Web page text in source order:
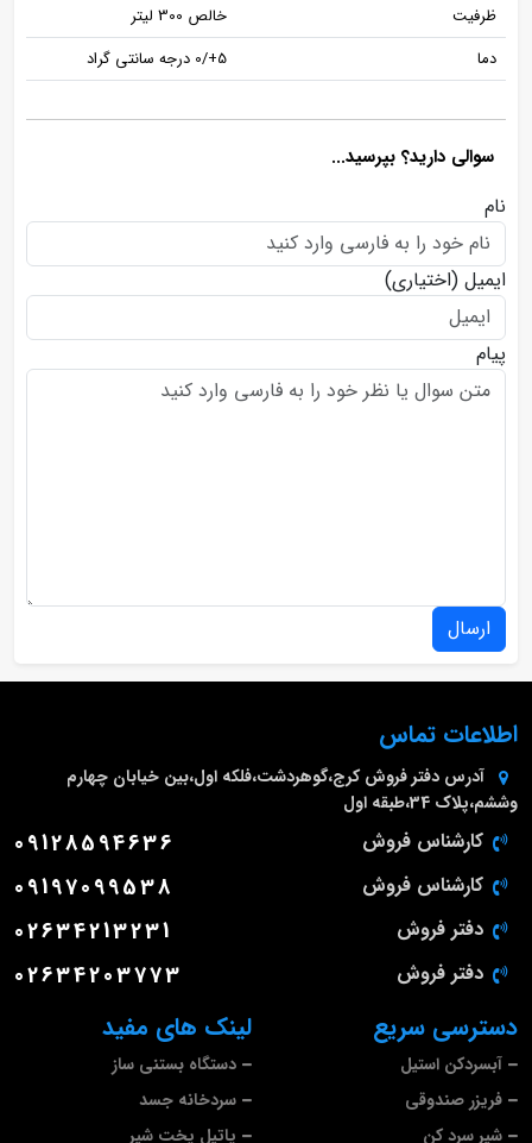
ظرفیت
خالص 300 لیتر
دما
5+/0 درجه سانتی گراد
سوالی دارید؟ بپرسید...
نام
ایمیل (اختیاری)
پیام
ارسال
لینک های مفید
دستگاه بستنی ساز
سردخانه جسد
پاتیل پخت شیر
دسترسی سریع
آبسردکن استیل
فریزر صندوقی
شیر سرد کن
اطلاعات تماس
آدرس دفتر فروش کرج،گوهردشت،فلکه اول،بین خیابان چهارم
وششم،پلاک 34،طبقه اول
کارشناس فروش 09128594636
کارشناس فروش 09197099538
دفتر فروش 02634213231
دفتر فروش 02634203773